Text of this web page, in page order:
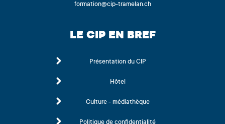
formation@cip-tramelan.ch
LE CIP EN BREF
Présentation du CIP
Hôtel
Culture - médiathèque
Politique de confidentialité